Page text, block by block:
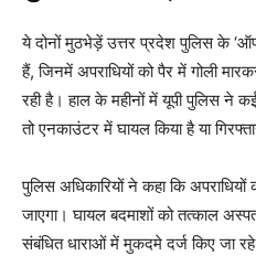
ये दोनों मुठभेड़ें उत्तर प्रदेश पुलिस के
हैं, जिनमें अपराधियों को पैर में गोली
रही है। हाल के महीनों में यूपी पुलिस ने
तो एनकाउंटर में घायल किया है या
पुलिस अधिकारियों ने कहा कि
जाएगा। घायल बदमाशों को तत्काल
संबंधित धाराओं में मुकदमे दर्ज किए जा